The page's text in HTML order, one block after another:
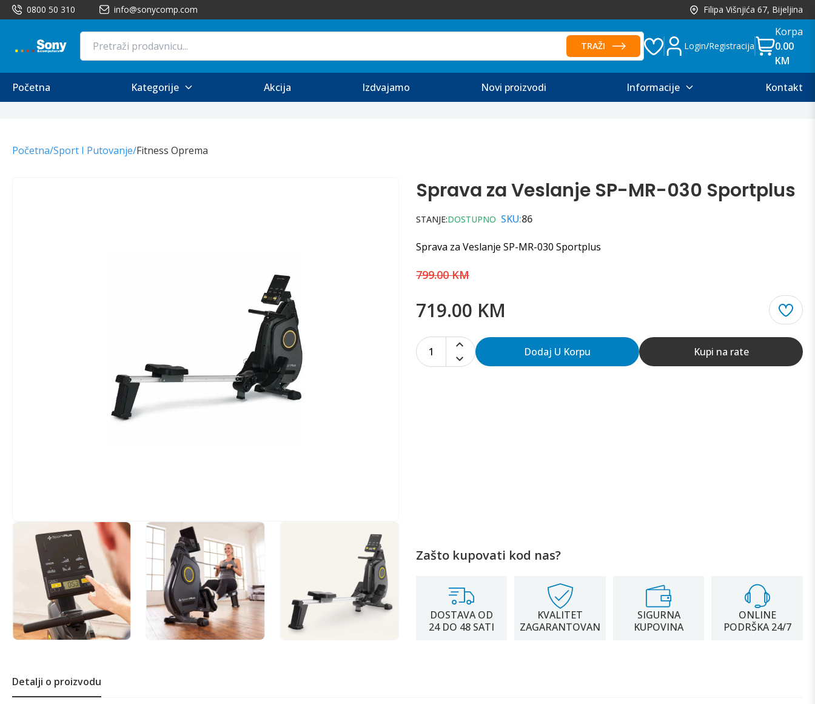
0800 50 310 info@sonycomp.com Filipa Višnjića 67, Bijeljina
TRAŽI Login/Registracija
Korpa
0.00
KM
Početna
Kategorije Akcija Izdvajamo Novi proizvodi Informacije Kontakt
Početna/Sport I Putovanje/Fitness Oprema
Sprava za Veslanje SP-MR-030 Sportplus
STANJE:DOSTUPNO SKU:86
Sprava za Veslanje SP-MR-030 Sportplus
799.00 KM
719.00 KM
1 Dodaj U Korpu Kupi na rate
Zašto kupovati kod nas?
DOSTAVA OD
24 DO 48 SATI
KVALITET
ZAGARANTOVAN
SIGURNA
KUPOVINA
ONLINE
PODRŠKA 24/7
Detalji o proizvodu